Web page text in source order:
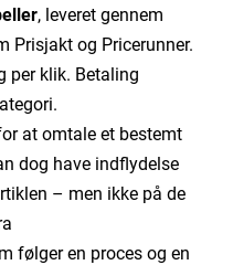
, leveret gennem
Prisjakt og Pricerunner.
per klik. Betaling
at omtale et bestemt
dog have indflydelse
– men ikke på de
følger en proces og en